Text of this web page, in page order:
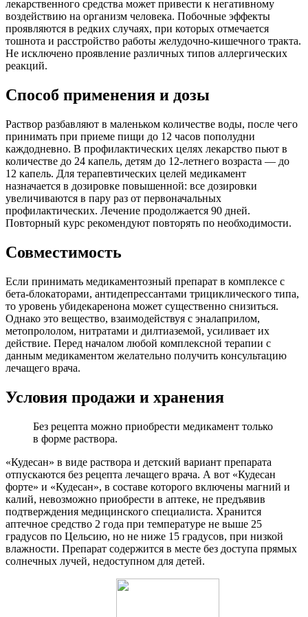
лекарственного средства может привести к негативному
воздействию на организм человека. Побочные эффекты
проявляются в редких случаях, при которых отмечается
тошнота и расстройство работы желудочно-кишечного тракта.
Не исключено проявление различных типов аллергических
реакций.
Способ применения и дозы
Раствор разбавляют в маленьком количестве воды, после чего
принимать при приеме пищи до 12 часов пополудни
каждодневно. В профилактических целях лекарство пьют в
количестве до 24 капель, детям до 12-летнего возраста — до
12 капель. Для терапевтических целей медикамент
назначается в дозировке повышенной: все дозировки
увеличиваются в пару раз от первоначальных
профилактических. Лечение продолжается 90 дней.
Повторный курс рекомендуют повторять по необходимости.
Совместимость
Если принимать медикаментозный препарат в комплексе с
бета-блокаторами, антидепрессантами трициклического типа,
то уровень убидекаренона может существенно снизиться.
Однако это вещество, взаимодействуя с эналаприлом,
метопрололом, нитратами и дилтиаземой, усиливает их
действие. Перед началом любой комплексной терапии с
данным медикаментом желательно получить консультацию
лечащего врача.
Условия продажи и хранения
Без рецепта можно приобрести медикамент только
в форме раствора.
«Кудесан» в виде раствора и детский вариант препарата
отпускаются без рецепта лечащего врача. А вот «Кудесан
форте» и «Кудесан», в составе которого включены магний и
калий, невозможно приобрести в аптеке, не предъявив
подтверждения медицинского специалиста. Хранится
аптечное средство 2 года при температуре не выше 25
градусов по Цельсию, но не ниже 15 градусов, при низкой
влажности. Препарат содержится в месте без доступа прямых
солнечных лучей, недоступном для детей.